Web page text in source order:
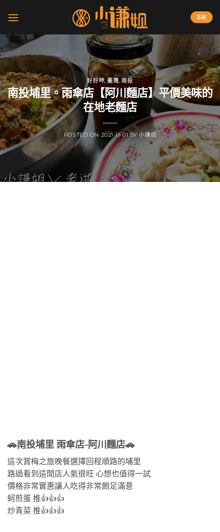
主站
好好呷,臺灣,南投
南投埔里。雨傘店【阿川麵店】平價美味的
在地老麵店
POSTED ON 2021-11-01 BY小謙姐
🚗南投埔里 雨傘店-阿川麵店🚗
這次賞梅之旅晚餐選擇回程順路的埔里
路過看到這間店人氣很旺 心想也值得一試
價格非常實惠讓人吃得非常飽足滿意
蚵煎蛋 推👍👍👍
炒青菜 推👍👍👍